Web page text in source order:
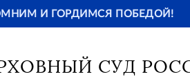
И ГОРДИМСЯ ПОБЕДОЙ!
СУД